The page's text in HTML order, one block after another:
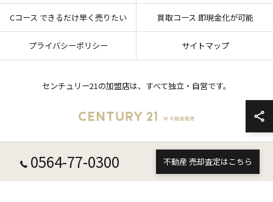
0564-77-0300 不動産 売却査定はこちら
Cコース できるだけ早く売りたい 買取コース 即現金化が可能
プライバシーポリシー サイトマップ
センチュリー21の加盟店は、すべて独立・自営です。
© 2026 愛知県岡崎市の不動産売却ならセンチュリー21 W不動産販売 ALL RIGHTS
RESERVED.